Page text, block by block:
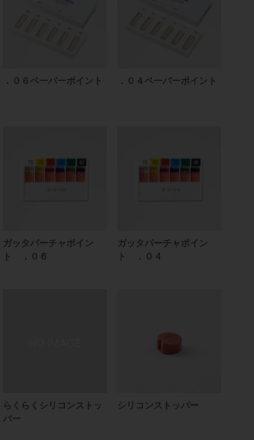
．０６ペーパーポイント ．０４ペーパーポイント
ガッタパーチャポイン
ト ．０６
ガッタパーチャポイン
ト ．０４
らくらくシリコンストッ
パー
シリコンストッパー